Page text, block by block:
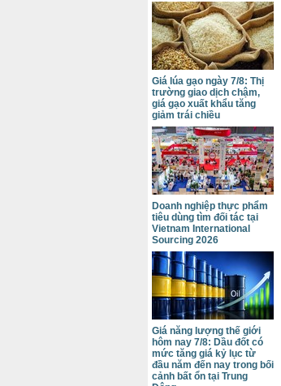
Giá lúa gạo ngày 7/8: Thị
trường giao dịch chậm,
giá gạo xuất khẩu tăng
giảm trái chiều
Doanh nghiệp thực phẩm
tiêu dùng tìm đối tác tại
Vietnam International
Sourcing 2026
Giá năng lượng thế giới
hôm nay 7/8: Dầu đốt có
mức tăng giá kỷ lục từ
đầu năm đến nay trong bối
cảnh bất ổn tại Trung